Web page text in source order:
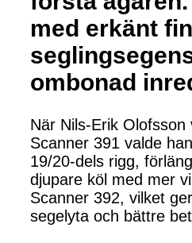
med erkänt
ombonad
När Nils-Erik Olofsson
Scanner 391 valde
19/20-dels rigg,
djupare köl med mer
Scanner 392, vilket
segelyta och bättre